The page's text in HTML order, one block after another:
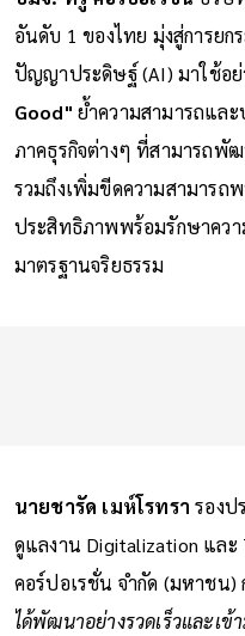
อันดับ 1 ของไทย มุ่งสู่การยก
ปัญญาประดิษฐ์ (AI) มาใช้อย่
Good"ย้ำความสามารถแล
ภาคธุรกิจต่างๆ ที่สามารถพั
รวมถึงเพิ่มขีดความสามารถ
ประสิทธิภาพพร้อมรักษาคว
มาตรฐานจริยธรรม
นายชารัด เมห์โรทรารองป
ดูแลงาน Digitalization แล
คอร์ปอเรชั่น จำกัด (มหาชน)
ได้พัฒนาอย่างรวดเร็วและเ